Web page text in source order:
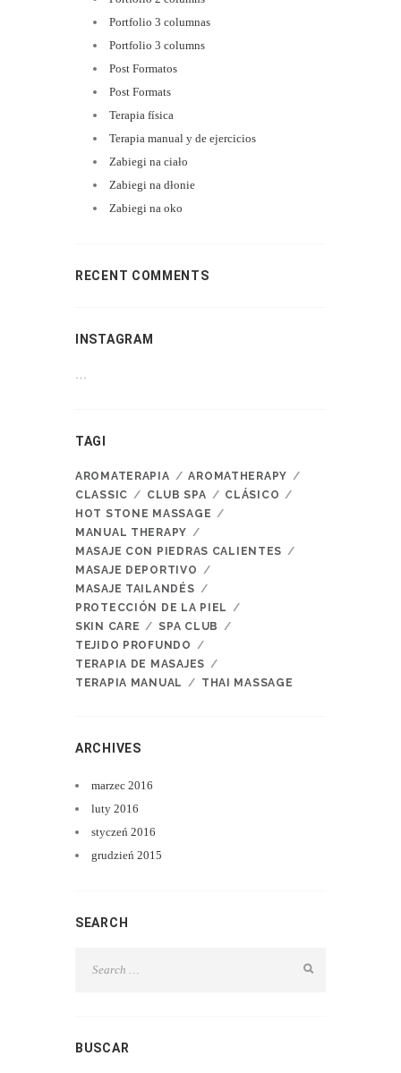
Portfolio 3 columnas
Portfolio 3 columns
Post Formatos
Post Formats
Terapia física
Terapia manual y de ejercicios
Zabiegi na ciało
Zabiegi na dłonie
Zabiegi na oko
RECENT COMMENTS
INSTAGRAM
…
TAGI
AROMATERAPIA
AROMATHERAPY
CLASSIC
CLUB SPA
CLÁSICO
HOT STONE MASSAGE
MANUAL THERAPY
MASAJE CON PIEDRAS CALIENTES
MASAJE DEPORTIVO
MASAJE TAILANDÉS
PROTECCIÓN DE LA PIEL
SKIN CARE
SPA CLUB
TEJIDO PROFUNDO
TERAPIA DE MASAJES
TERAPIA MANUAL
THAI MASSAGE
ARCHIVES
marzec 2016
luty 2016
styczeń 2016
grudzień 2015
SEARCH
BUSCAR